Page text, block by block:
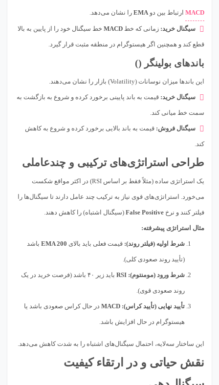
MACD ارتباط بین دوEMA را نشان می‌دهد.
سیگنال خرید: زمانی که خط MACD خط سیگنال خود را از پایین به بالا
قطع کند و همچنین اگر هیستوگرام در منطقه مثبت قرار گیرد.
باندهای بولینگر ()
این باندها میزان نوسانات (Volatility) بازار را نشان می‌دهند.
سیگنال خرید: قیمت به باند پایینی برخورد کرده و شروع به بازگشت به
سمت خط میانی کند.
سیگنال فروش: قیمت به باند بالایی برخورد کرده و شروع به کاهش
کند.
طراحی استراتژی‌های ترکیبی و چندعاملی
یک استراتژی ساده (مثلاً فقط بر اساس RSI) در اکثر مواقع شکست
می‌خورد. استراتژی‌های قوی نیاز به ترکیب چند عامل دارند تا سیگنال‌ها را
فیلتر کنند و نرخ False Positive (سیگنال اشتباه) را کاهش دهند.
مثال استراتژی پیشرفته:
شرط اولیه (فیلتر روند): قیمت فعلی باید بالای EMA 200 باشد
(تأیید روند صعودی کلی).
شرط ورود (مومنتوم): RSI باید زیر ۴۰ باشد (فرصت خرید در یک
روند صعودی قوی).
تأیید نهایی (تأیید کراس): MACD در حال کراس صعودی باشد یا
هیستوگرام در حال افزایش باشد.
این ساختار سه‌لایه، احتمال سیگنال‌های اشتباه را به شدت کاهش می‌دهد.
نقش حیاتی و در ارتقاء کیفیت